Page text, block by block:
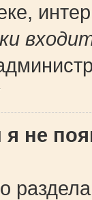
я не